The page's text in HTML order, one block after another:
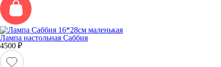
Лампа настольная Саббия
4500 ₽